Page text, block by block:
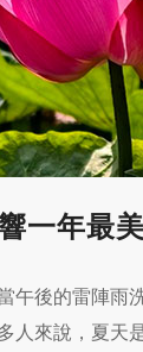
一年最
午後的雷陣雨
人來說，夏天